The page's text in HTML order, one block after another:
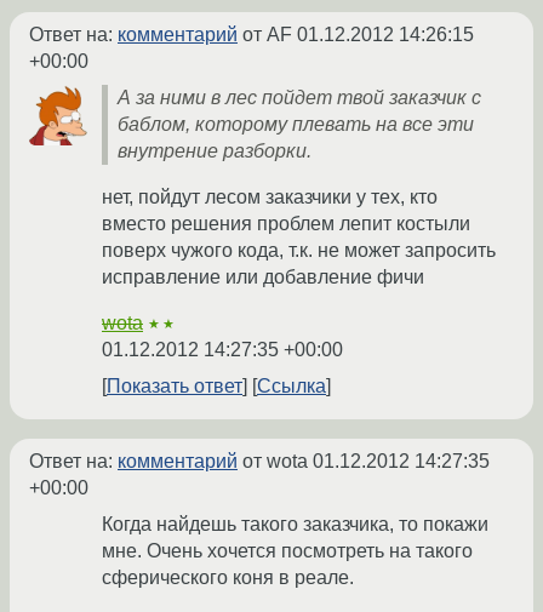
Ответ на: комментарий от AF 01.12.2012 14:26:15
+00:00
А за ними в лес пойдет твой заказчик с
баблом, которому плевать на все эти
внутрение разборки.
нет, пойдут лесом заказчики у тех, кто
вместо решения проблем лепит костыли
поверх чужого кода, т.к. не может запросить
исправление или добавление фичи
wota ★★
01.12.2012 14:27:35 +00:00
Показать ответ
Ссылка
Ответ на: комментарий от wota 01.12.2012 14:27:35
+00:00
Когда найдешь такого заказчика, то покажи
мне. Очень хочется посмотреть на такого
сферического коня в реале.